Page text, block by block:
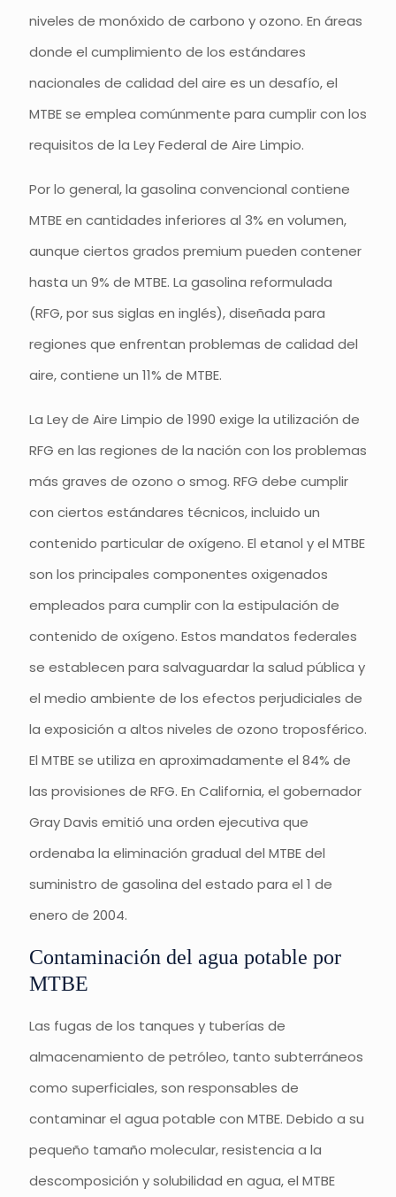
niveles de monóxido de carbono y ozono. En áreas
donde el cumplimiento de los estándares
nacionales de calidad del aire es un desafío, el
MTBE se emplea comúnmente para cumplir con los
requisitos de la Ley Federal de Aire Limpio.
Por lo general, la gasolina convencional contiene
MTBE en cantidades inferiores al 3% en volumen,
aunque ciertos grados premium pueden contener
hasta un 9% de MTBE. La gasolina reformulada
(RFG, por sus siglas en inglés), diseñada para
regiones que enfrentan problemas de calidad del
aire, contiene un 11% de MTBE.
La Ley de Aire Limpio de 1990 exige la utilización de
RFG en las regiones de la nación con los problemas
más graves de ozono o smog. RFG debe cumplir
con ciertos estándares técnicos, incluido un
contenido particular de oxígeno. El etanol y el MTBE
son los principales componentes oxigenados
empleados para cumplir con la estipulación de
contenido de oxígeno. Estos mandatos federales
se establecen para salvaguardar la salud pública y
el medio ambiente de los efectos perjudiciales de
la exposición a altos niveles de ozono troposférico.
El MTBE se utiliza en aproximadamente el 84% de
las provisiones de RFG. En California, el gobernador
Gray Davis emitió una orden ejecutiva que
ordenaba la eliminación gradual del MTBE del
suministro de gasolina del estado para el 1 de
enero de 2004.
Contaminación del agua potable por
MTBE
Las fugas de los tanques y tuberías de
almacenamiento de petróleo, tanto subterráneos
como superficiales, son responsables de
contaminar el agua potable con MTBE. Debido a su
pequeño tamaño molecular, resistencia a la
descomposición y solubilidad en agua, el MTBE